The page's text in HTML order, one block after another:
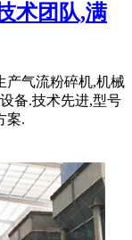
术团队,满
产气流粉碎机,机械
备.技术先进,型号
案.